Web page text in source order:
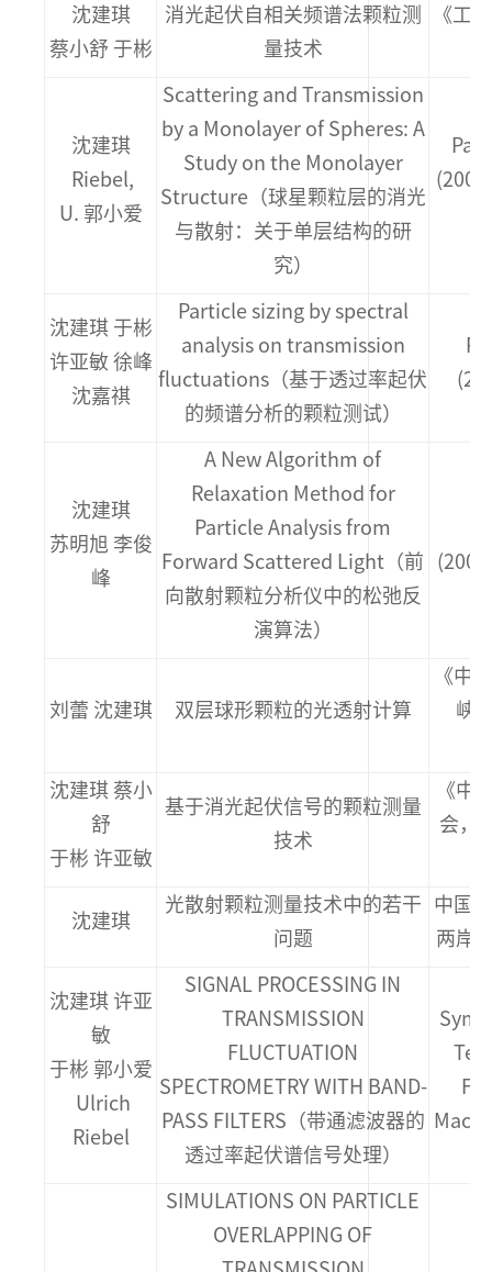
沈建琪
蔡小舒 于彬
消光起伏自相关频谱法颗粒测
量技术
《工
沈建琪
Riebel,
U. 郭小爱
Scattering and Transmission
by a Monolayer of Spheres: A
Study on the Monolayer
Structure（球星颗粒层的消光
与散射：关于单层结构的研
究）
沈建琪 于彬
许亚敏 徐峰
沈嘉祺
Particle sizing by spectral
analysis on transmission
fluctuations（基于透过率起伏
的频谱分析的颗粒测试）
沈建琪
苏明旭 李俊
峰
A New Algorithm of
Relaxation Method for
Particle Analysis from
Forward Scattered Light（前
向散射颗粒分析仪中的松弛反
演算法）
刘蕾 沈建琪 双层球形颗粒的光透射计算
《中
峡
沈建琪 蔡小
舒
于彬 许亚敏
基于消光起伏信号的颗粒测量
技术
《中
会，
沈建琪
光散射颗粒测量技术中的若干
问题
中国
两岸
沈建琪 许亚
敏
于彬 郭小爱
Ulrich
Riebel
SIGNAL PROCESSING IN
TRANSMISSION
FLUCTUATION
SPECTROMETRY WITH BAND-
PASS FILTERS（带通滤波器的
透过率起伏谱信号处理）
SIMULATIONS ON PARTICLE
OVERLAPPING OF